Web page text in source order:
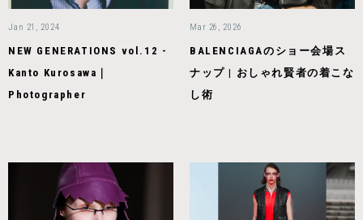
Jan 21, 2024
NEW GENERATIONS vol.12 -
Kanto Kurosawa｜
Photographer
Mar 26, 2026
BALENCIAGAのショー会場ス
ナップ | おしゃれ賢者の着こな
し術